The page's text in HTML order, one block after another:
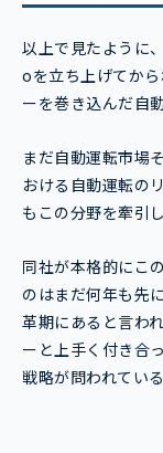
以上で見たように
oを立ち上げてか
ーを巻き込んだ自
まだ自動運転市場
おける自動運転の
もこの分野を牽引
同社が本格的にこ
のはまだ何年も先
革期にあると言わ
ーと上手く付き合
戦略が問われている